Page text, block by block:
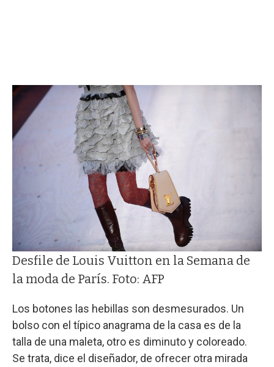
Desfile de Louis Vuitton en la Semana de
la moda de París. Foto: AFP
Los botones las hebillas son desmesurados. Un
bolso con el típico anagrama de la casa es de la
talla de una maleta, otro es diminuto y coloreado.
Se trata, dice el diseñador, de ofrecer otra mirada